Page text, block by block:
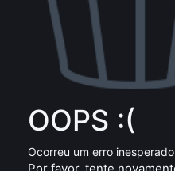
OOPS :(
Ocorreu um erro